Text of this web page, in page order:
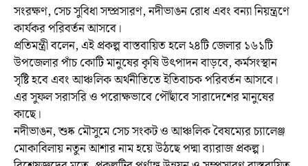
সংরক্ষণ, সেচ সুবিধা সম্প্রসারণ, নদীভাঙন রোধ এবং বন্যা নিয়ন্ত্রণে
কার্যকর পরিবর্তন আসবে।
প্রতিমন্ত্রী বলেন, এই প্রকল্প বাস্তবায়িত হলে ২৪টি জেলার ১৬১টি
উপজেলার পাঁচ কোটি মানুষের কৃষি উৎপাদন বাড়বে, কর্মসংস্থান
সৃষ্টি হবে এবং আঞ্চলিক অর্থনীতিতে ইতিবাচক পরিবর্তন আসবে।
এর সুফল সরাসরি ও পরোক্ষভাবে পৌঁছাবে সারাদেশের মানুষের
কাছে।
নদীভাঙন, শুষ্ক মৌসুমে সেচ সংকট ও আঞ্চলিক বৈষম্যের চ্যালেঞ্জ
মোকাবিলায় নতুন আশার নাম হয়ে উঠছে পদ্মা ব্যারাজ প্রকল্প।